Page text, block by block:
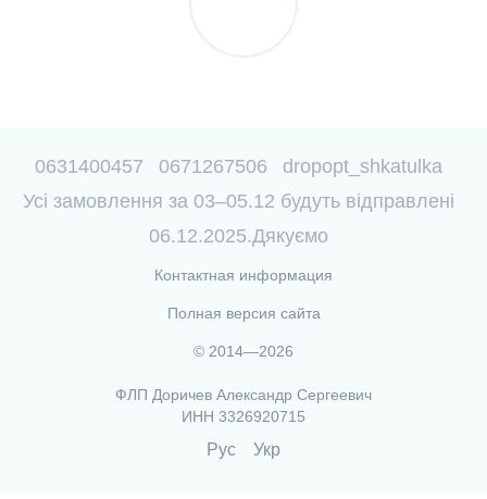
0631400457 0671267506
dropopt_shkatulka
Усі замовлення за 03–05.12 будуть відправлені
06.12.2025.Дякуємо
Контактная информация
Полная версия сайта
© 2014—2026
ФЛП Доричев Александр Сергеевич
ИНН 3326920715
Рус Укр